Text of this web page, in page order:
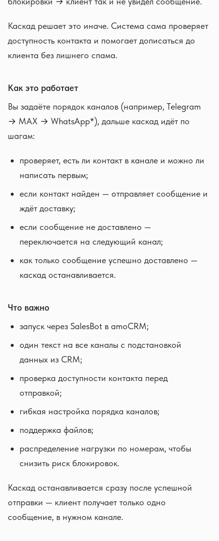
Каскад решает это иначе. Система сама проверяет
доступность контакта и помогает дописаться до
клиента без лишнего спама.
Как это работает
Вы задаёте порядок каналов (например, Telegram
→ MAX → WhatsApp*), дальше каскад идёт по
шагам:
проверяет, есть ли контакт в канале и можно ли
написать первым;
если контакт найден — отправляет сообщение и
ждёт доставку;
если сообщение не доставлено —
переключается на следующий канал;
как только сообщение успешно доставлено —
каскад останавливается.
Что важно
запуск через SalesBot в amoCRM;
один текст на все каналы с подстановкой
данных из CRM;
проверка доступности контакта перед
отправкой;
гибкая настройка порядка каналов;
поддержка файлов;
распределение нагрузки по номерам, чтобы
снизить риск блокировок.
Каскад останавливается сразу после успешной
отправки — клиент получает только одно
сообщение, в нужном канале.